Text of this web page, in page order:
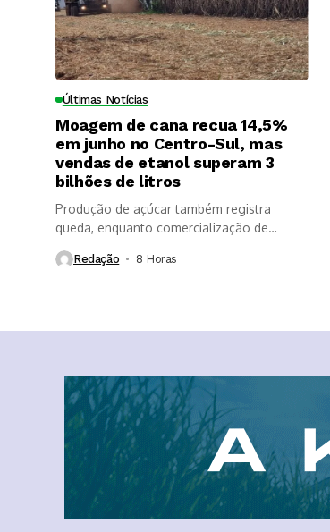
Últimas Notícias
Moagem de cana recua 14,5%
em junho no Centro-Sul, mas
vendas de etanol superam 3
bilhões de litros
Produção de açúcar também registra
queda, enquanto comercialização de
Redação 8 Horas ⁮